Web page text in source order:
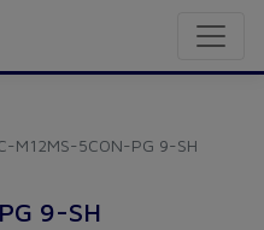
M12MS-5CON-PG 9-SH
9-SH